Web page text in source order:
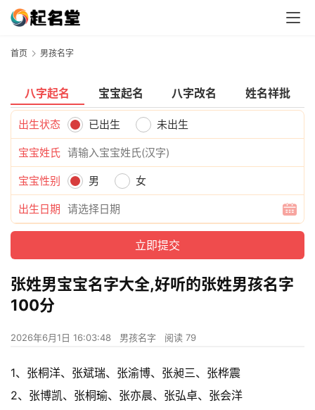
首页 男孩名字
八字起名 宝宝起名 八字改名 姓名祥批
出生状态 已出生 未出生
宝宝姓氏
宝宝性别 男 女
出生日期
张姓男宝宝名字大全,好听的张姓男孩名字
100分
2026年6月1日 16:03:48 男孩名字 阅读 79
1、张桐洋、张斌瑞、张渝博、张昶三、张桦震
2、张博凯、张桐瑜、张亦晨、张弘卓、张会洋